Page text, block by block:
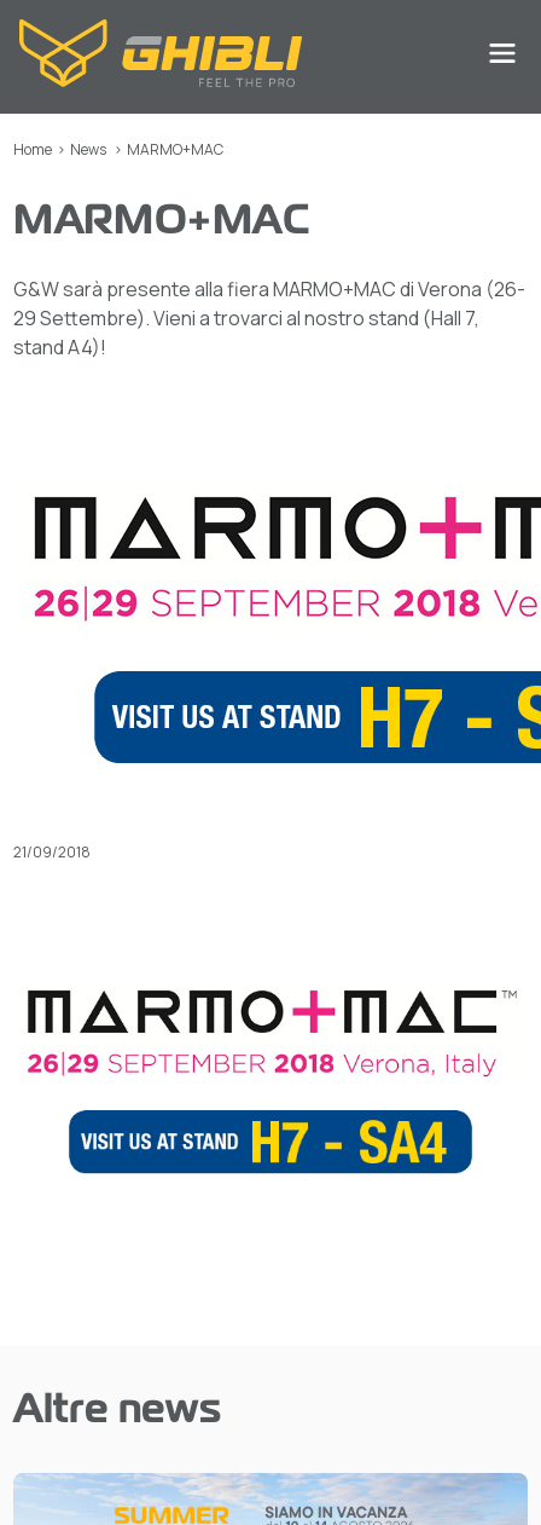
Home > News > MARMO+MAC
MARMO+MAC
G&W sarà presente alla fiera MARMO+MAC di Verona (26-
29 Settembre). Vieni a trovarci al nostro stand (Hall 7,
stand A4)!
21/09/2018
Altre news